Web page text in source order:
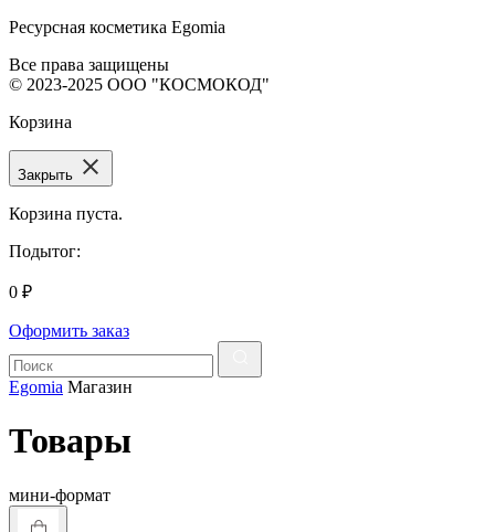
Ресурсная косметика Egomia
Все права защищены
© 2023-2025 ООО "КОСМОКОД"
Корзина
Закрыть
Корзина пуста.
Подытог:
0 ₽
Оформить заказ
Egomia Магазин
Товары
мини-формат